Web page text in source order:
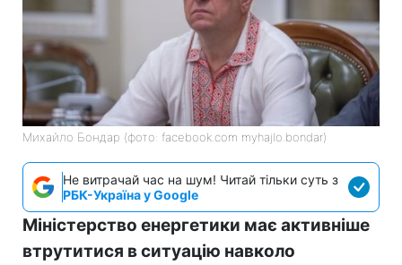
Михайло Бондар (фото: facebook.com myhajlo.bondar)
Не витрачай час на шум! Читай тільки суть з
РБК-Україна у Google
Міністерство енергетики має активніше
втрутитися в ситуацію навколо